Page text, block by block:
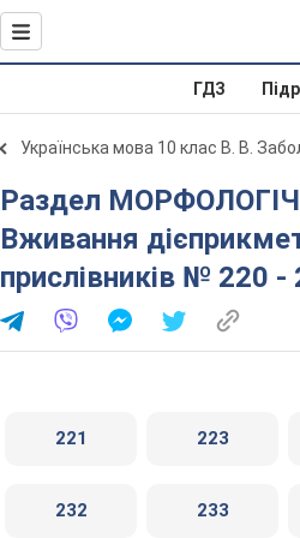
ГДЗ
Українська мова 10 клас В. В.
Раздел МОРФОЛОГІЧНІ НОРМИ № 136 - 262. 17.
Вживання
прислівників № 220 -
221 223
232 233